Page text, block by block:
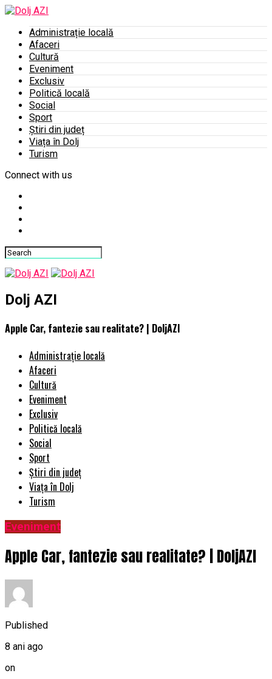
Administrație locală
Afaceri
Cultură
Eveniment
Exclusiv
Politică locală
Social
Sport
Știri din județ
Viața în Dolj
Turism
Connect with us
Dolj AZI
Apple Car, fantezie sau realitate? | DoljAZI
Administrație locală
Afaceri
Cultură
Eveniment
Exclusiv
Politică locală
Social
Sport
Știri din județ
Viața în Dolj
Turism
Eveniment
Apple Car, fantezie sau realitate? | DoljAZI
Published
8 ani ago
on